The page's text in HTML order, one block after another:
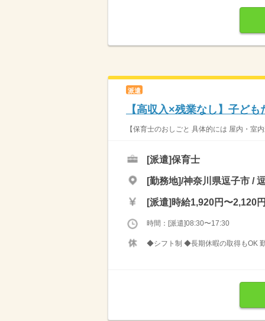
派遣
【高収入×残業なし】子ど
【保育士のおしごと 具体的には 屋内・室
[派遣]保育士
[勤務地]/神奈川県逗子市 /
[派遣]時給1,920円〜2,120円
時間：[派遣]08:30〜17:30
◆シフト制 ◆長期休暇の取得もOK